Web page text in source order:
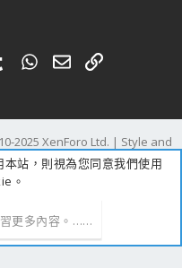
TumblrWhatsApp
電子郵件
連結
2025 XenForo Ltd. | Style and
1.0536s
站，則視為您同意我們使用
。
更多內容。……